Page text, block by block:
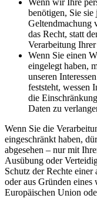
Wenn wir Ihre
benötigen, Sie
Geltendmachung
das Recht, statt
Verarbeitung
Wenn Sie einen
eingelegt haben,
unseren
feststeht, wessen
die
Daten zu
Wenn Sie die
eingeschränkt haben,
abgesehen – nur mit
Ausübung oder
Schutz der Rechte einer
oder aus Gründen
Europäischen Union